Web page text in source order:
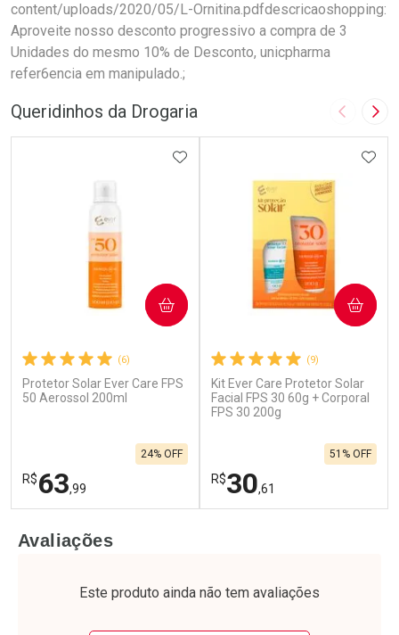
Queridinhos da Drogaria Imagem
(6)
Protetor Solar Ever Care FPS
50 Aerossol 200ml
R$63,99
24% OFF
ADICIONAR AOS FAVORITOS
COMPRAR
Laboratório
Por Menos
(9)
Kit Ever Care Protetor Solar
Facial FPS 30 60g + Corporal
FPS 30 200g
R$30,61
51% OFF
COMPRAR
Laboratório
Por Menos
Avaliações
Este produto ainda não tem avaliações